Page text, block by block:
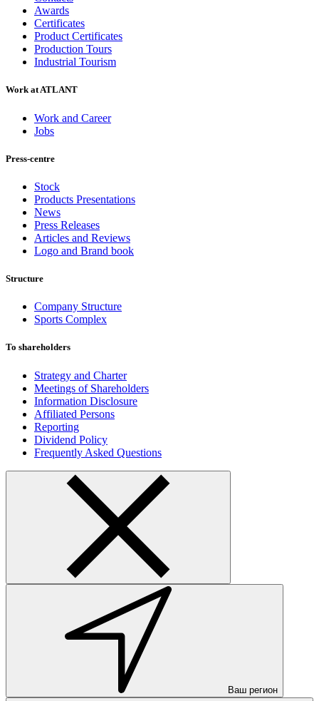
Awards
Certificates
Product Certificates
Production Tours
Industrial Tourism
Work at ATLANT
Work and Career
Jobs
Press-centre
Stock
Products Presentations
News
Press Releases
Articles and Reviews
Logo and Brand book
Structure
Company Structure
Sports Complex
To shareholders
Strategy and Charter
Meetings of Shareholders
Information Disclosure
Affiliated Persons
Reporting
Dividend Policy
Frequently Asked Questions
Ваш регион